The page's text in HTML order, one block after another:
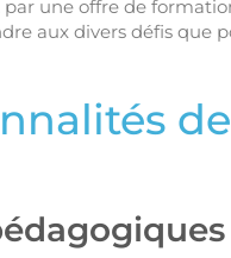
une offre de
aux divers défis que